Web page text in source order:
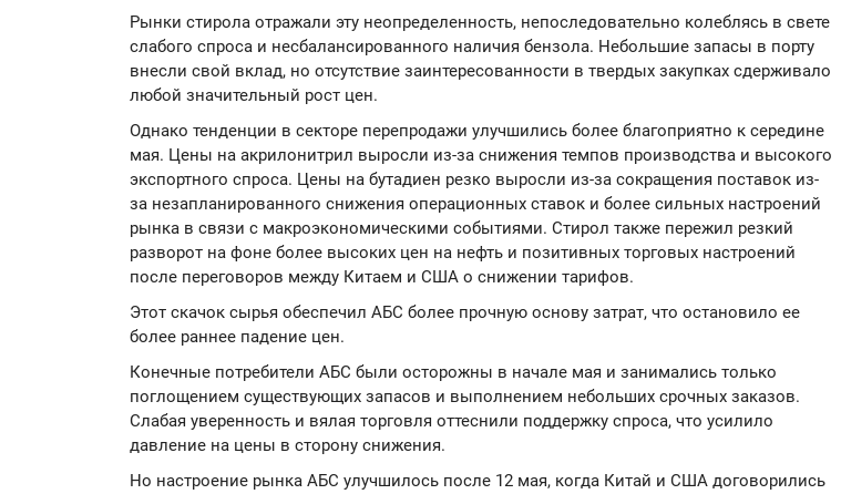
Рынки стирола отражали эту неопределенность, непоследовательно колеблясь в свете
слабого спроса и несбалансированного наличия бензола. Небольшие запасы в порту
внесли свой вклад, но отсутствие заинтересованности в твердых закупках сдерживало
любой значительный рост цен.
Однако тенденции в секторе перепродажи улучшились более благоприятно к середине
мая. Цены на акрилонитрил выросли из-за снижения темпов производства и высокого
экспортного спроса. Цены на бутадиен резко выросли из-за сокращения поставок из-
за незапланированного снижения операционных ставок и более сильных настроений
рынка в связи с макроэкономическими событиями. Стирол также пережил резкий
разворот на фоне более высоких цен на нефть и позитивных торговых настроений
после переговоров между Китаем и США о снижении тарифов.
Этот скачок сырья обеспечил АБС более прочную основу затрат, что остановило ее
более раннее падение цен.
Конечные потребители АБС были осторожны в начале мая и занимались только
поглощением существующих запасов и выполнением небольших срочных заказов.
Слабая уверенность и вялая торговля оттеснили поддержку спроса, что усилило
давление на цены в сторону снижения.
Но настроение рынка АБС улучшилось после 12 мая, когда Китай и США договорились